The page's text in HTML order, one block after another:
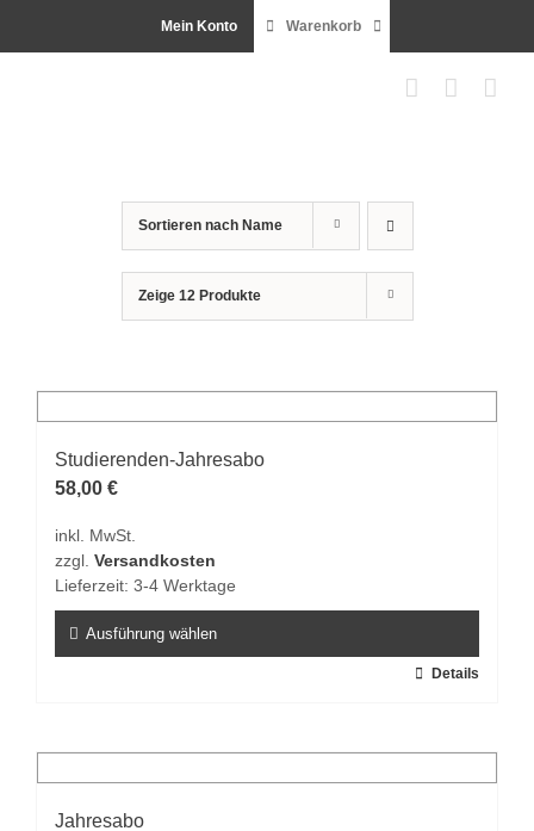
Mein Konto Warenkorb
Sortieren nach Name
Zeige 12 Produkte
Studierenden-Jahresabo
58,00 €
inkl. MwSt.
zzgl. Versandkosten
Lieferzeit: 3-4 Werktage
Ausführung wählen
Varianten
auf.
Details
Jahresabo